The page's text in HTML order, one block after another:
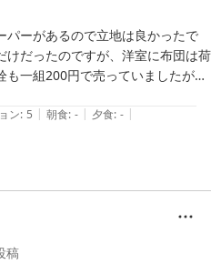
ーがあるので立地は良かったで
だったのですが、洋室に布団は荷
一組200円で売っていましたが静
階下を気にすることもなく気楽で
ってこられない可能性もあるので
沸しポットとドライヤーもありま
ン: 5 | 朝食: - | 夕食: - |
稿